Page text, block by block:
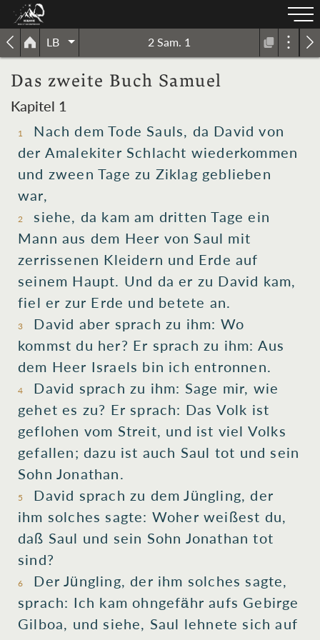
LB 2 Sam. 1
Das zweite Buch Samuel
Kapitel 1
1 Nach dem Tode Sauls, da David von
der Amalekiter Schlacht wiederkommen
und zween Tage zu Ziklag geblieben
war,
2 siehe, da kam am dritten Tage ein
Mann aus dem Heer von Saul mit
zerrissenen Kleidern und Erde auf
seinem Haupt. Und da er zu David kam,
fiel er zur Erde und betete an.
3 David aber sprach zu ihm: Wo
kommst du her? Er sprach zu ihm: Aus
dem Heer Israels bin ich entronnen.
4 David sprach zu ihm: Sage mir, wie
gehet es zu? Er sprach: Das Volk ist
geflohen vom Streit, und ist viel Volks
gefallen; dazu ist auch Saul tot und sein
Sohn Jonathan.
5 David sprach zu dem Jüngling, der
ihm solches sagte: Woher weißest du,
daß Saul und sein Sohn Jonathan tot
sind?
6 Der Jüngling, der ihm solches sagte,
sprach: Ich kam ohngefähr aufs Gebirge
Gilboa, und siehe, Saul lehnete sich auf